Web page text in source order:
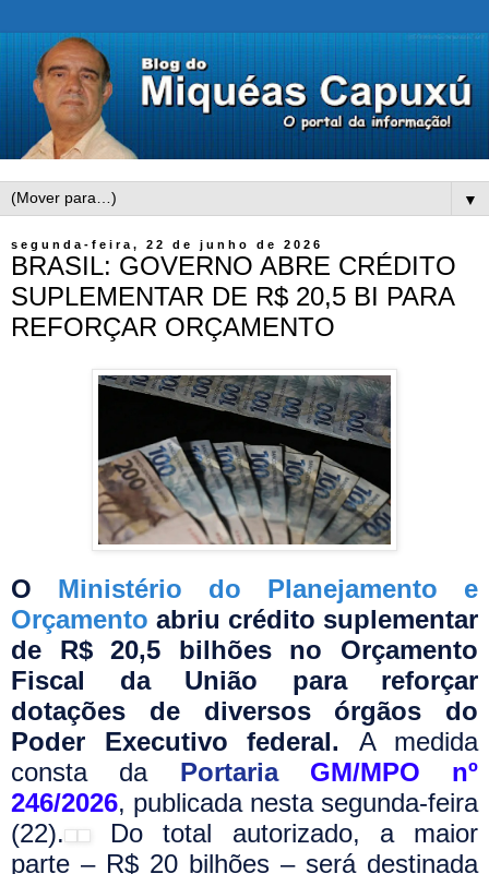
▼
segunda-feira, 22 de junho de 2026
BRASIL: GOVERNO ABRE CRÉDITO
SUPLEMENTAR DE R$ 20,5 BI PARA
REFORÇAR ORÇAMENTO
O Ministério do Planejamento e
Orçamento abriu crédito suplementar
de R$ 20,5 bilhões no Orçamento
Fiscal da União para reforçar
dotações de diversos órgãos do
Poder Executivo federal. A medida
consta da Portaria GM/MPO nº
246/2026, publicada nesta segunda-feira
(22).
Do total autorizado, a maior
parte – R$ 20 bilhões – será destinada